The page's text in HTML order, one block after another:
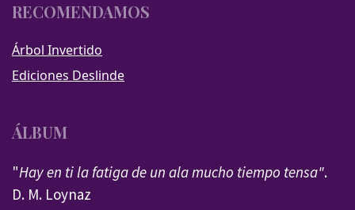
RECOMENDAMOS
Árbol Invertido
Ediciones Deslinde
ÁLBUM
"Hay en ti la fatiga de un ala mucho tiempo tensa".
D. M. Loynaz